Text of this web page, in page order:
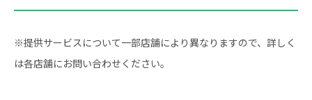
※提供サービスについて一部店舗により異なりますので、詳しく
は各店舗にお問い合わせください。